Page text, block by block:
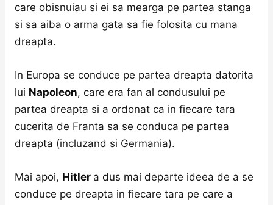
care obisnuiau si ei sa mearga pe partea stanga
si sa aiba o arma gata sa fie folosita cu mana
dreapta.
In Europa se conduce pe partea dreapta datorita
lui Napoleon, care era fan al condusului pe
partea dreapta si a ordonat ca in fiecare tara
cucerita de Franta sa se conduca pe partea
dreapta (incluzand si Germania).
Mai apoi, Hitler a dus mai departe ideea de a se
conduce pe dreapta in fiecare tara pe care a